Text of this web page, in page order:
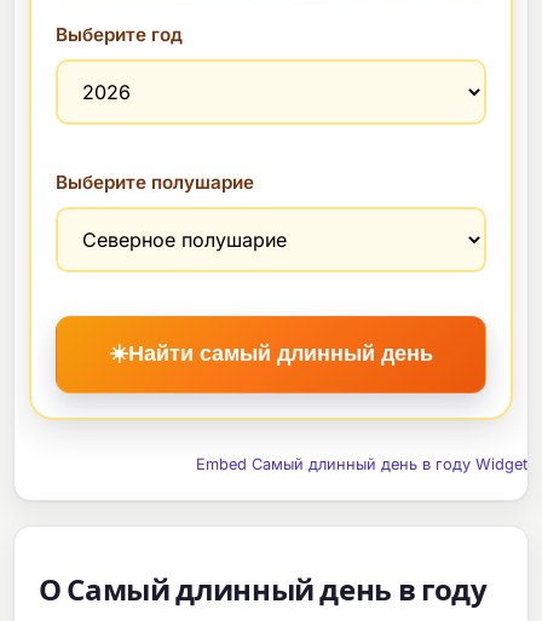
Выберите год
Выберите полушарие
☀️Найти самый длинный день
Embed Самый длинный день в году Widget
О Самый длинный день в году